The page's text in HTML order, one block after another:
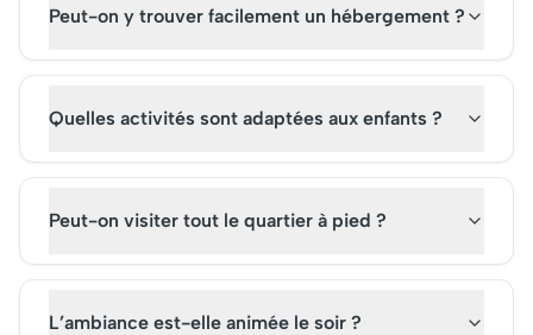
Peut-on y trouver facilement un hébergement ?
Quelles activités sont adaptées aux enfants ?
Peut-on visiter tout le quartier à pied ?
L’ambiance est-elle animée le soir ?